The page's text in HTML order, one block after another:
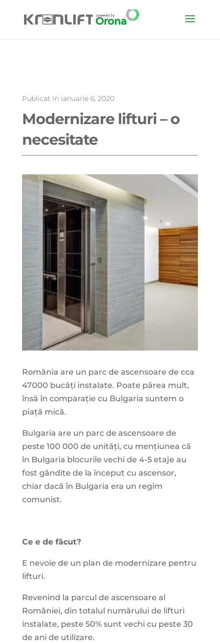
Publicat în ianuarie 6, 2020
Modernizare lifturi – o
necesitate
România are un parc de ascensoare de cca
47000 bucăți instalate. Poate părea mult,
însă în comparație cu Bulgaria suntem o
piață mică.
Bulgaria are un parc de ascensoare de
peste 100 000 de unități, cu mențiunea că
în Bulgaria blocurile vechi de 4-5 etaje au
fost gândite de la început cu ascensor,
chiar dacă în Bulgaria era un regim
comunist.
Ce e de făcut?
E nevoie de un plan de modernizare pentru
lifturi.
Revenind la parcul de ascensoare al
României, din totalul numărului de lifturi
instalate, peste 50% sunt vechi cu peste 30
de ani de utilizare.